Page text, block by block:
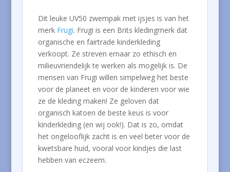
Dit leuke UV50 zwempak met ijsjes is van het
merk Frugi. Frugi is een Brits kledingmerk dat
organische en fairtrade kinderkleding
verkoopt. Ze streven ernaar zo ethisch en
milieuvriendelijk te werken als mogelijk is. De
mensen van Frugi willen simpelweg het beste
voor de planeet en voor de kinderen voor wie
ze de kleding maken! Ze geloven dat
organisch katoen de beste keus is voor
kinderkleding (en wij ook!). Dat is zo, omdat
het ongelooflijk zacht is en veel beter voor de
kwetsbare huid, vooral voor kindjes die last
hebben van eczeem.